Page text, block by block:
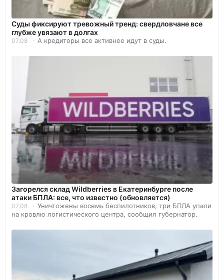
Суды фиксируют тревожный тренд: свердловчане все
глубже увязают в долгах
07.08 А кредиторы все активнее идут в суды.
Загорелся склад Wildberries в Екатеринбурге после
атаки БПЛА: все, что известно (обновляется)
07.08
Уничтожены восемь беспилотников, три БПЛА упали
на кровлю логистического центра, сообщил губернатор.